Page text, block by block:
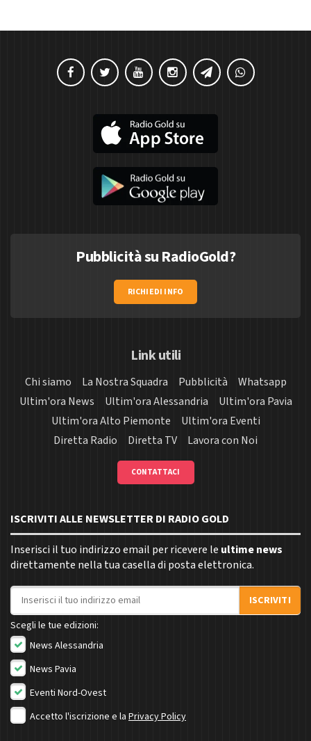
Pubblicità su RadioGold?
RICHIEDI INFO
Link utili
Chi siamo La Nostra Squadra Pubblicità
Whatsapp
Ultim'ora News
Ultim'ora Alessandria
Ultim'ora Pavia
Ultim'ora Alto Piemonte
Ultim'ora Eventi
Diretta Radio
Diretta TV Lavora con Noi
CONTATTACI
ISCRIVITI ALLE NEWSLETTER DI RADIO GOLD
Inserisci il tuo indirizzo email per ricevere le ultime news
direttamente nella tua casella di posta elettronica.
Indirizzo email
ISCRIVITI
Scegli le tue edizioni:
News Alessandria
News Pavia
Eventi Nord-Ovest
Accetto l'iscrizione e la Privacy Policy